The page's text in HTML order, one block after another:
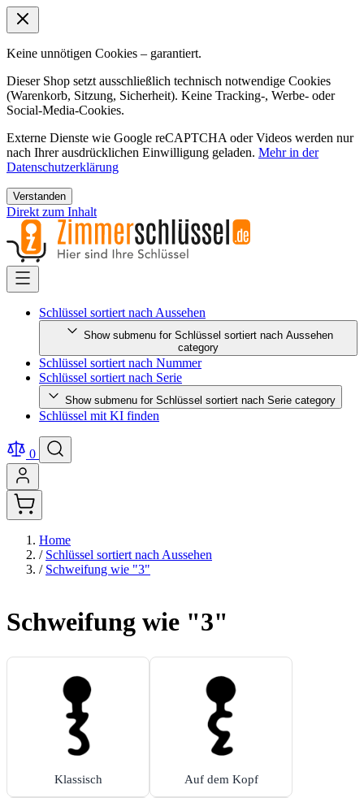
Keine unnötigen Cookies – garantiert.
Dieser Shop setzt ausschließlich technisch notwendige Cookies
(Warenkorb, Sitzung, Sicherheit). Keine Tracking-, Werbe- oder
Social-Media-Cookies.
Externe Dienste wie Google reCAPTCHA oder Videos werden nur
nach Ihrer ausdrücklichen Einwilligung geladen. Mehr in der
Datenschutzerklärung
Verstanden
Direkt zum Inhalt
Schlüssel sortiert nach Aussehen
Show submenu for Schlüssel sortiert nach Aussehen
category
Schlüssel sortiert nach Nummer
Schlüssel sortiert nach Serie
Show submenu for Schlüssel sortiert nach Serie category
Schlüssel mit KI finden
0
Home
/ Schlüssel sortiert nach Aussehen
/ Schweifung wie "3"
Schweifung wie "3"
Klassisch Auf dem Kopf